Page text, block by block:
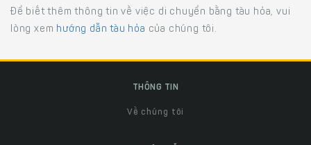
Để biết thêm thông tin về việc di chuyển bằng tàu hỏa, vui
lòng xem hướng dẫn tàu hỏa của chúng tôi.
THÔNG TIN
Về chúng tôi